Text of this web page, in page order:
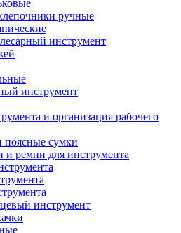
ручные
инструмент
инструмент
и организация рабочего
поясные сумки
и ремни для инструмента
инструмент